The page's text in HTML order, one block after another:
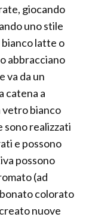
giocando
uno stile
latte o
abbracciano
va da un
catena a
vetro bianco
sono realizzati
e possono
possono
(ad
colorato
nuove